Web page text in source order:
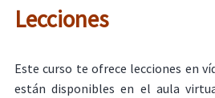
Lecciones
Este curso te ofrece lecciones en
están disponibles en el aula